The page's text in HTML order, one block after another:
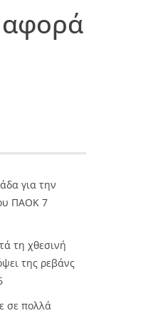
αφορά
για την
ΠΑΟΚ 7
τη χθεσινή
της ρεβάνς
σε πολλά